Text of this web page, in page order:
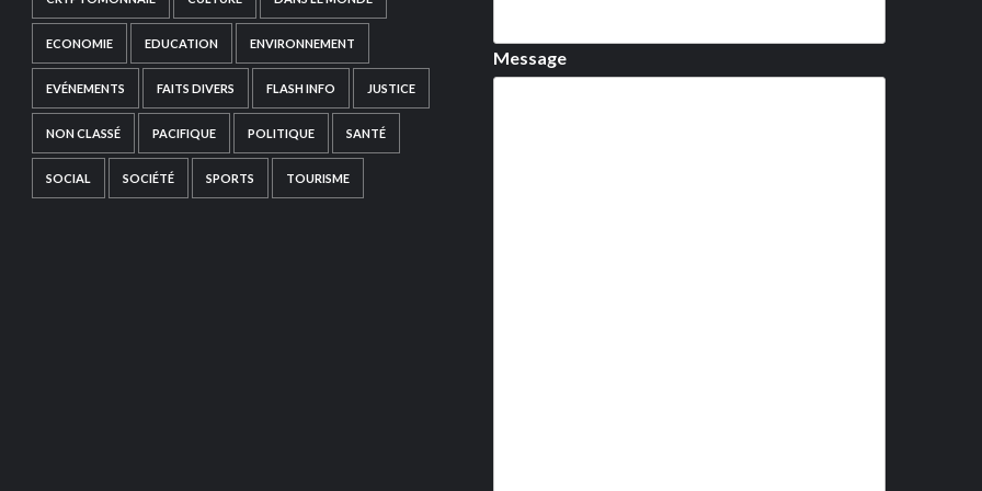
ECONOMIE EDUCATION ENVIRONNEMENT
EVÉNEMENTS FAITS DIVERS FLASH INFO JUSTICE
NON CLASSÉ PACIFIQUE POLITIQUE SANTÉ
SOCIAL SOCIÉTÉ SPORTS TOURISME
Message